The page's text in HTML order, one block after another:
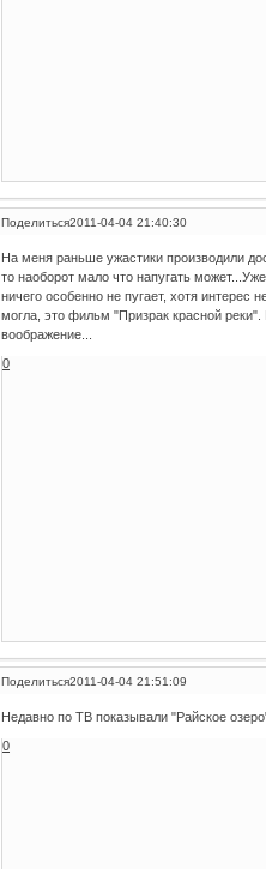
Поделиться2011-04-04 21:40:30
На меня раньше ужастики производили
то наоборот мало что напугать
ничего особенно не пугает, хотя
могла, это фильм "Призрак красной
воображение...
0
Поделиться2011-04-04 21:51:09
Недавно по ТВ показывали "Райское
0